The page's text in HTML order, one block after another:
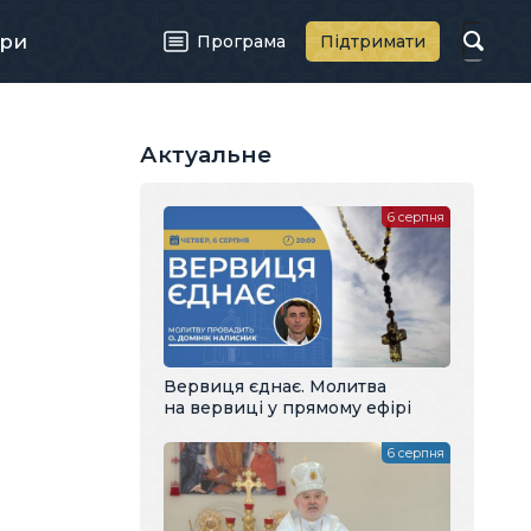
Програма Підтримати
Актуальне
Вервиця єднає. Молитва
на вервиці у прямому ефірі
6 серпня
6 серпня